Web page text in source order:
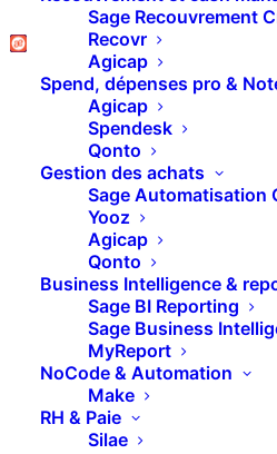
Sage Recouvrement
Recovr
Agicap
Spend, dépenses pro &
Agicap
Spendesk
Qonto
Gestion des achats
Sage Automatisation
Yooz
Agicap
Qonto
Business Intelligence &
Sage BI Reporting
Sage Business
MyReport
NoCode & Automation
Make
RH & Paie
Silae
On vous explique tout ce
Sage pour être à jour.
Rapide rappel
À partir du 8 février, toutes
TVA devront être envoyées
millésime 2021-1
On ne saurait pas aussi
Lefebvre, du coup on
vers les nouveautés légales